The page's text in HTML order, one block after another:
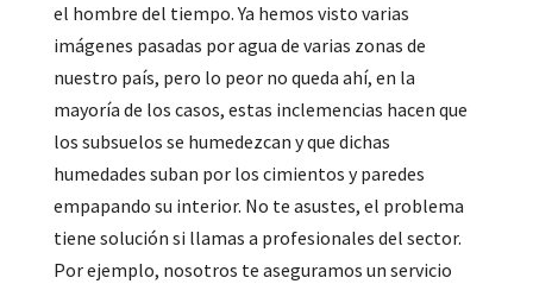
el hombre del tiempo. Ya hemos visto varias
imágenes pasadas por agua de varias zonas de
nuestro país, pero lo peor no queda ahí, en la
mayoría de los casos, estas inclemencias hacen que
los subsuelos se humedezcan y que dichas
humedades suban por los cimientos y paredes
empapando su interior. No te asustes, el problema
tiene solución si llamas a profesionales del sector.
Por ejemplo, nosotros te aseguramos un servicio